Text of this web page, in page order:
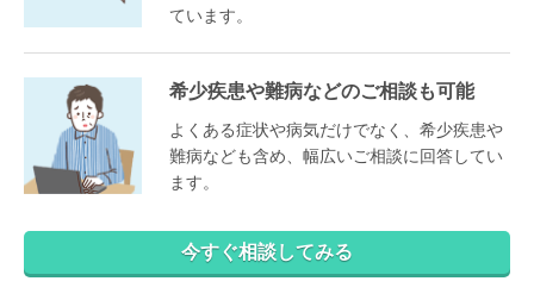
ています。
希少疾患や難病などのご相談も可能
よくある症状や病気だけでなく、希少疾患や
難病なども含め、幅広いご相談に回答してい
ます。
今すぐ相談してみる